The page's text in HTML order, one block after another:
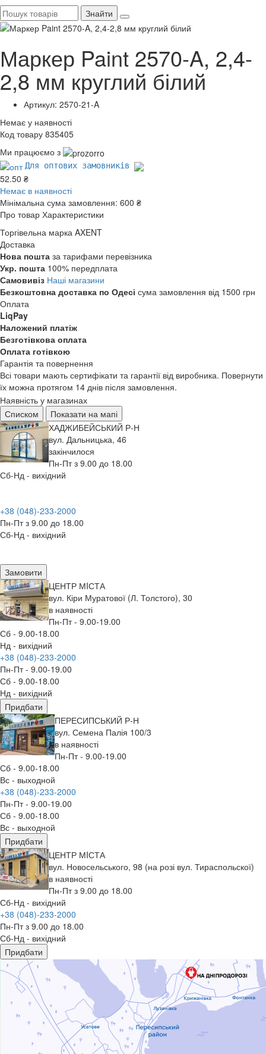
Знайти
Маркер Paint 2570-A, 2,4-
2,8 мм круглий білий
Артикул: 2570-21-A
Немає у наявності
Код товару 835405
Ми працюємо з
Для оптових замовників
52.50 ₴
Немає в наявності
Мінімальна сума замовлення: 600 ₴
Про товар Характеристики
Торгівельна марка AXENT
Доставка
Нова пошта за тарифами перевізника
Укр. пошта 100% передплата
Самовивіз Наші магазини
Безкоштовна доставка по Одесі сума замовлення від 1500 грн
Оплата
LiqPay
Наложений платіж
Безготівкова оплата
Оплата готівкою
Гарантія та повернення
Всі товари мають сертифікати та гарантії від виробника. Повернути
їх можна протягом 14 днів після замовлення.
Наявність у магазинах
Списком
Показати на мапі
ХАДЖИБЕЙСЬКИЙ Р-Н
вул. Дальницька, 46
закінчилося
Пн-Пт з 9.00 до 18.00
Сб-Нд - вихідний
+38 (048)-233-2000
Пн-Пт з 9.00 до 18.00
Сб-Нд - вихідний
Замовити
ЦЕНТР МIСТА
вул. Кіри Муратової (Л. Толстого), 30
в наявності
Пн-Пт - 9.00-19.00
Сб - 9.00-18.00
Нд - вихідний
+38 (048)-233-2000
Пн-Пт - 9.00-19.00
Сб - 9.00-18.00
Нд - вихідний
Придбати
ПЕРЕСИПСЬКИЙ Р-Н
вул. Семена Палія 100/3
в наявності
Пн-Пт - 9.00-19.00
Сб - 9.00-18.00
Вс - выходной
+38 (048)-233-2000
Пн-Пт - 9.00-19.00
Сб - 9.00-18.00
Вс - выходной
Придбати
ЦЕНТР МIСТА
вул. Новосельського, 98 (на розі вул. Тираспольскої)
в наявності
Пн-Пт з 9.00 до 18.00
Сб-Нд - вихідний
+38 (048)-233-2000
Пн-Пт з 9.00 до 18.00
Сб-Нд - вихідний
Придбати